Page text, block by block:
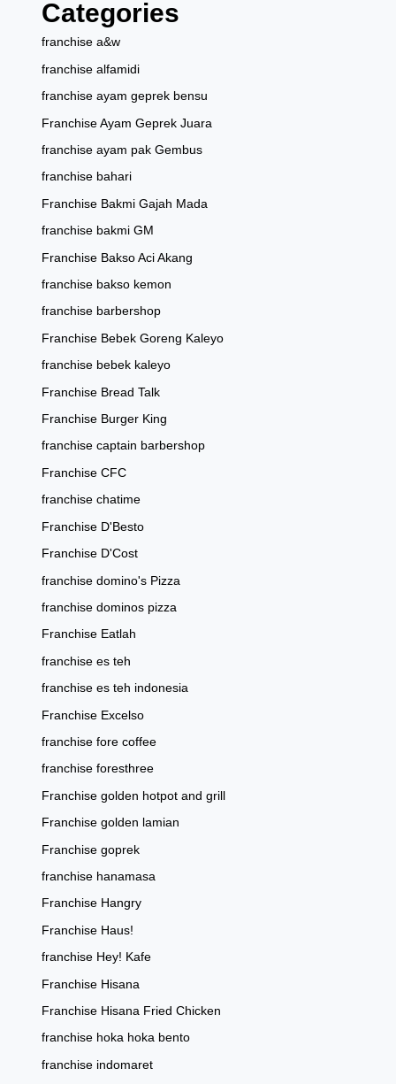
Categories
franchise a&w
franchise alfamidi
franchise ayam geprek bensu
Franchise Ayam Geprek Juara
franchise ayam pak Gembus
franchise bahari
Franchise Bakmi Gajah Mada
franchise bakmi GM
Franchise Bakso Aci Akang
franchise bakso kemon
franchise barbershop
Franchise Bebek Goreng Kaleyo
franchise bebek kaleyo
Franchise Bread Talk
Franchise Burger King
franchise captain barbershop
Franchise CFC
franchise chatime
Franchise D'Besto
Franchise D'Cost
franchise domino's Pizza
franchise dominos pizza
Franchise Eatlah
franchise es teh
franchise es teh indonesia
Franchise Excelso
franchise fore coffee
franchise foresthree
Franchise golden hotpot and grill
Franchise golden lamian
Franchise goprek
franchise hanamasa
Franchise Hangry
Franchise Haus!
franchise Hey! Kafe
Franchise Hisana
Franchise Hisana Fried Chicken
franchise hoka hoka bento
franchise indomaret